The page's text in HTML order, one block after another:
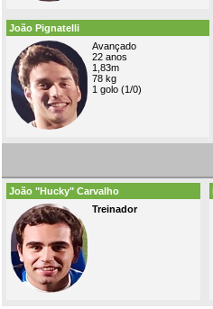
João Pignatelli
Avançado
22 anos
1,83m
78 kg
1 golo (1/0)
João "Hucky" Carvalho
Treinador